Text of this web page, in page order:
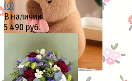
избранное сравнить
избранное сравнить
(0)
В наличии
5 490 руб.